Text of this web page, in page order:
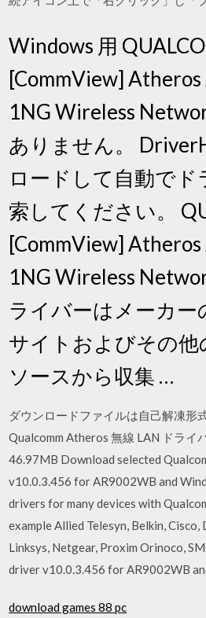
Windows 用
[CommView]
1NG Wireless
ありません。
ロードして自動でド
索してください。
[CommView]
1NG Wireless
ライバーはメーカー
サイトおよびその他
ソースから収集 …
ダウンロードファイルは自己解凍形
Qualcomm Atheros 無線 LAN ドライ
46.97MB Download selected
v10.0.3.456 for AR9002WB and
drivers for many devices with
example Allied Telesyn, Belkin, Cisco,
Linksys, Netgear, Proxim Orinoco,
driver v10.0.3.456 for AR9002WB
download games 88 pc